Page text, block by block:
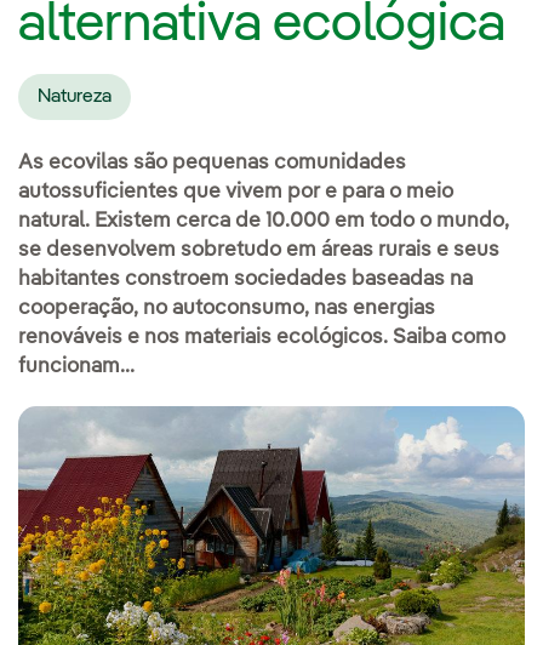
alternativa ecológica
Natureza
As ecovilas são pequenas comunidades
autossuficientes que vivem por e para o meio
natural. Existem cerca de 10.000 em todo o mundo,
se desenvolvem sobretudo em áreas rurais e seus
habitantes constroem sociedades baseadas na
cooperação, no autoconsumo, nas energias
renováveis e nos materiais ecológicos. Saiba como
funcionam...